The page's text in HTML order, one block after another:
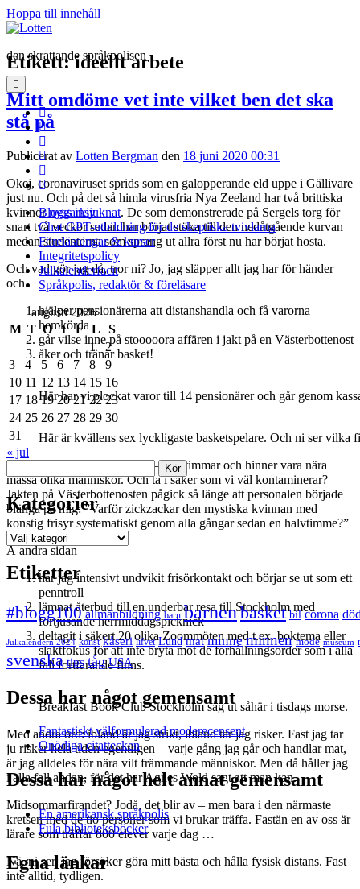
Hoppa till innehåll
Lotten
den skrattande språkpolisen
öppna
primär
meny
twitter
facebook
linkedin
e-
post
Bloggarkiv
Chat GPT-utbildning för de skeptiska tvivlarna
Föreläsningar & kurser
Integritetspolicy
Julkalenderfacit
Språkpolis, redaktör & föreläsare
Sidopanel
augusti 2026
M T O T F L
S
1
2
3
4 5 6 7 8
9
10 11 12 13 14 15 16
17 18 19 20 21 22 23
24 25 26 27 28 29 30
31
« jul
Kategorier
Kategorier
Etiketter
#blogg100 allmänbildning barn barnenbasket bil corona
Julkalendern 2024 konst kåseri lifvet Lund mat minne minnen mode museum
svenska tips tåg USA
Dessa har något gemensamt
Fantastiskt välformulerad moderecensent
Onödiga citattecken
Dessa har något helt annat gemensamt
En amerikansk språkpolis
Fula biblioteksböcker
Egna länkar
Etikett:ideellt arbete
Mitt omdöme vet inte vilket ben det ska
stå på
Publicerat av Lotten Bergman den 18 juni 2020 00:31
Okej, coronaviruset sprids som en galopperande eld uppe i Gällivare
just nu. Och på det så himla virusfria Nya Zeeland har två brittiska
kvinnornyss insjuknat. De som demonstrerade på Sergels torg för
snart två veckor sedan har börjat stöka till den nedåtgående kurvan
medan studenterna som sprang ut allra först nu har börjat hosta.
Och vad gör jag då, tror ni? Jo, jag släpper allt jag har för händer
och
hjälper pensionärerna att distanshandla och få varorna
hemkörda
går vilse inne på stooooora affären i jakt på en Västerbottenost
åker och tränar basket!
Här har vi plockat varor till 14 pensionärer och går genom
Här är kvällens sex lyckligaste basketspelare. Och ni ser vilka
I affären plockar vi varor i tre–fyra timmar och hinner vara nära
massa olika människor. Och ta i saker som vi väl kontaminerar?
Jakten på Västerbottenosten pågick så länge att personalen började
blänga på mig: ”Varför zickzackar den mystiska kvinnan med
konstig frisyr systematiskt genom alla gångar sedan en halvtimme?”
Å andra sidan
har jag intensivt undvikit frisörkontakt och börjar se ut som ett
penntroll
lämnat återbud till en underbar resa till Stockholm med
förtjusande herrmiddagspicknick
deltagit i säkert 20 olika Zoommöten med t.ex. boktema eller
släktfokus för att inte bryta mot de förhållningsorder som i alla
fall fortfarande finns.
Breakfast Book Club Stockholm såg ut såhär i tisdags morse.
Med andra ord: ibland är jag strikt, ibland tar jag risker. Fast jag tar
ju risker hela tiden egentligen – varje gång jag går och handlar mat,
är jag alldeles för nära vilt främmande människor. Men då håller jag
i alla fall andan, för det har Agnes Wold sagt att man kan.
Midsommarfirandet? Jodå, det blir av – men bara i den närmaste
kretsen med de tio personer som vi brukar träffa. Fastän en av oss är
lärare som träffar 800 elever varje dag …
Nä, ni ser: jag försöker göra mitt bästa och hålla fysisk distans. Fast
inte alltid, tydligen.